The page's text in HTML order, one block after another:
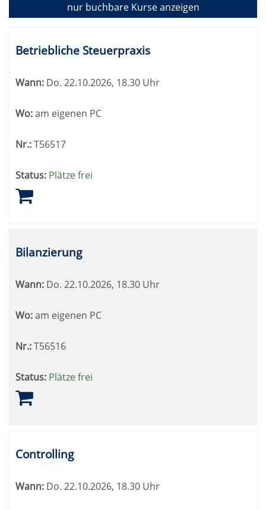
nur buchbareKurse anzeigen
Tabellenüberschriften
können
werden.
Betriebliche Steuerpraxis
Wann: Do. 22.10.2026, 18.30 Uhr
Wo:am eigenen PC
Nr.:T56517
Status: Plätze frei
Bilanzierung
Wann: Do. 22.10.2026, 18.30 Uhr
Wo:am eigenen PC
Nr.:T56516
Status: Plätze frei
Controlling
Wann: Do. 22.10.2026, 18.30 Uhr